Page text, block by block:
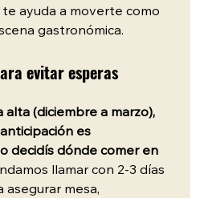
ayuda a moverte como
gastronómica.
evitar esperas
(diciembre a marzo),
es
decidís dónde comer en
llamar con 2-3 días
asegurar mesa,